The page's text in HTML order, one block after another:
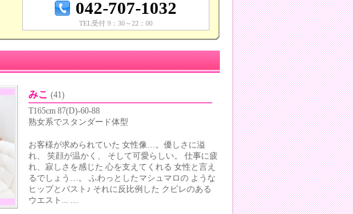
042-707-1032
TEL受付 9：30～22：00
みこ (41)
T165cm 87(D)-60-88
熟女系でスタンダード体型
お客様が求められていた 女性像…。優しさに溢
れ、 笑顔が温かく、 そして可愛らしい。 仕事に疲
れ、寂しさを感じた 心を支えてくれる 女性と言え
るでしょう…。 ふわっとしたマシュマロの ような
ヒップとバスト♪ それに反比例した クビレのある
ウエスト... …